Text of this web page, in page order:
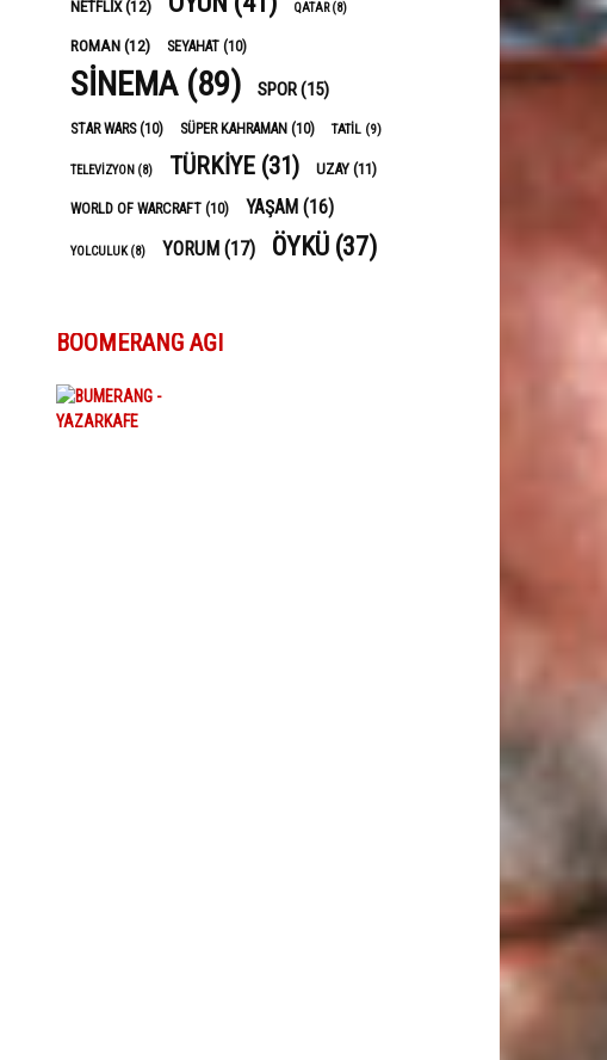
NETFLIX(12) QATAR(8)
ROMAN(12) SEYAHAT (10)
SINEMA(89) SPOR(15)
STAR WARS(10) SÜPER KAHRAMAN (10) TATIL (9)
TELEVIZYON (8) TÜRKIYE (31) UZAY (11)
WORLD OF WARCRAFT (10) YAŞAM (16)
YOLCULUK(8) YORUM (17) ÖYKÜ (37)
BOOMERANG AĞI